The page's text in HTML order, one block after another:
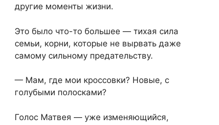
другие моменты жизни.
Это было что-то большее — тихая сила
семьи, корни, которые не вырвать даже
самому сильному предательству.
— Мам, где мои кроссовки? Новые, с
голубыми полосками?
Голос Матвея — уже изменяющийся,